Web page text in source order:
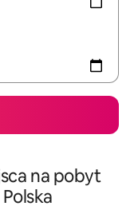
na pobyt